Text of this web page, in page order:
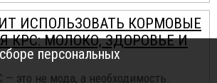
ИСПОЛЬЗОВАТЬ КОРМОВЫЕ
КРС: МОЛОКО, ЗДОРОВЬЕ И
это не мода, а необходимость.
персональных